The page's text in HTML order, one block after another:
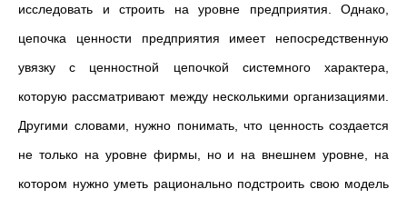
исследовать и строить на уровне предприятия. Однако,
цепочка ценности предприятия имеет непосредственную
увязку с ценностной цепочкой системного характера,
которую рассматривают между несколькими организациями.
Другими словами, нужно понимать, что ценность создается
не только на уровне фирмы, но и на внешнем уровне, на
котором нужно уметь рационально подстроить свою модель